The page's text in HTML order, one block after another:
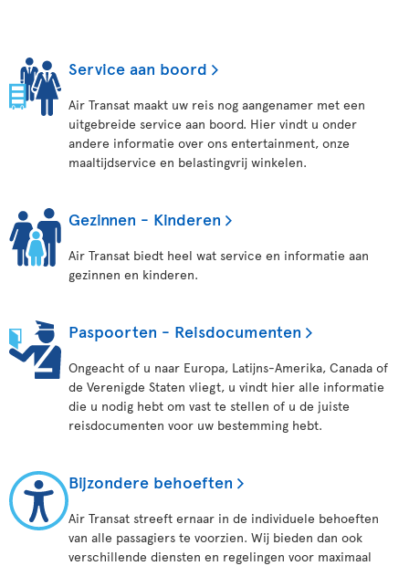
Service aan boord
Air Transat maakt uw reis nog aangenamer met een
uitgebreide service aan boord. Hier vindt u onder
andere informatie over ons entertainment, onze
maaltijdservice en belastingvrij winkelen.
Gezinnen - Kinderen
Air Transat biedt heel wat service en informatie aan
gezinnen en kinderen.
Paspoorten - Reisdocumenten
Ongeacht of u naar Europa, Latijns-Amerika, Canada of
de Verenigde Staten vliegt, u vindt hier alle informatie
die u nodig hebt om vast te stellen of u de juiste
reisdocumenten voor uw bestemming hebt.
Bijzondere behoeften
Air Transat streeft ernaar in de individuele behoeften
van alle passagiers te voorzien. Wij bieden dan ook
verschillende diensten en regelingen voor maximaal